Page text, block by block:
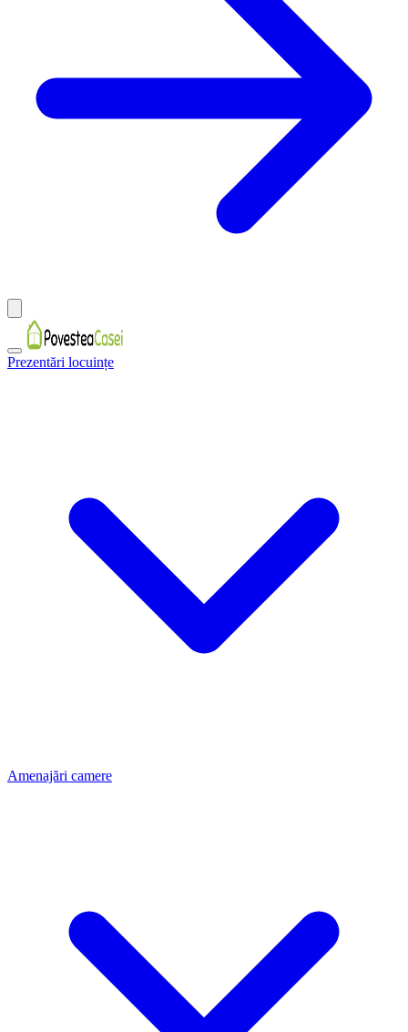
Prezentări locuințe
Amenajări camere